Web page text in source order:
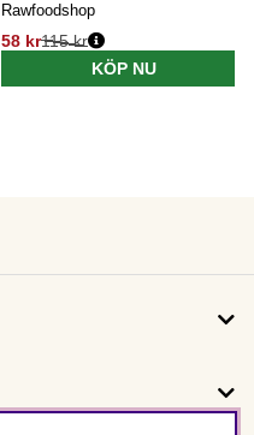
Rawfoodshop
58 kr115 kr
KÖP NU